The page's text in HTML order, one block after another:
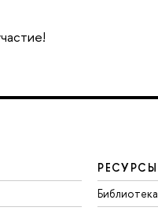
РЕСУРСЫ
Библиотека